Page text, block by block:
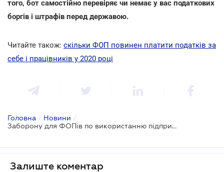
того, бот самостійно перевіряє чи немає у вас податкових
боргів і штрафів перед державою.
Читайте також: скільки ФОП повинен платити податків за
себе і працівників у 2020 році
Головна / Новини /
Заборону для ФОПів по використанню підприємницьких рахунків для власних потреб зупинять
Залиште коментар